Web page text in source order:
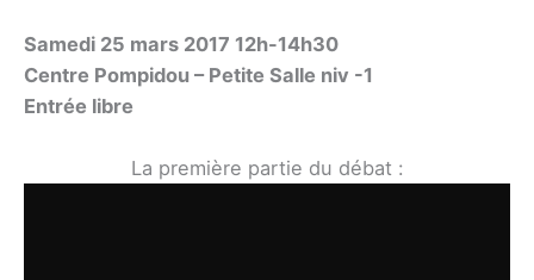
Samedi 25 mars 2017 12h-14h30
Centre Pompidou – Petite Salle niv -1
Entrée libre
La première partie du débat :